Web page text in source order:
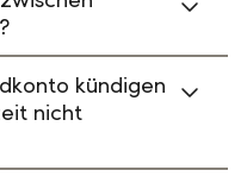
kündigen
nicht